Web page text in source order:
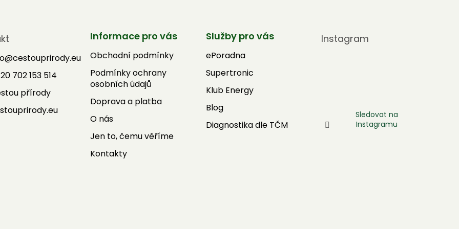
@cestouprirody.eu
702 153 514
přírody
Informace pro vás
Obchodní podmínky
Podmínky ochrany
osobních údajů
Doprava a platba
O nás
Jen to, čemu věříme
Kontakty
Služby pro vás
ePoradna
Supertronic
Klub Energy
Blog
Diagnostika dle TČM
Instagram
Sledovat na
Instagramu